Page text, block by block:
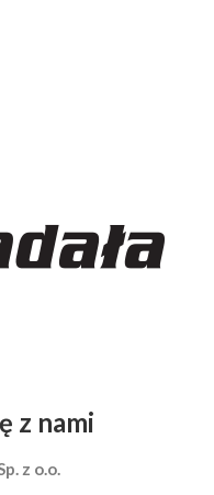
z nami
z o.o.